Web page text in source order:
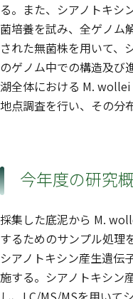
る。また、シアノトキシ
菌培養を試み、全ゲノム
された無菌株を用いて、
のゲノム中での構造及び
湖全体における M.
地点調査を行い、その分
今年度の研究
採集した底泥から M.
するためのサンプル処理
シアノトキシン産生遺伝
施する。シアノトキシン